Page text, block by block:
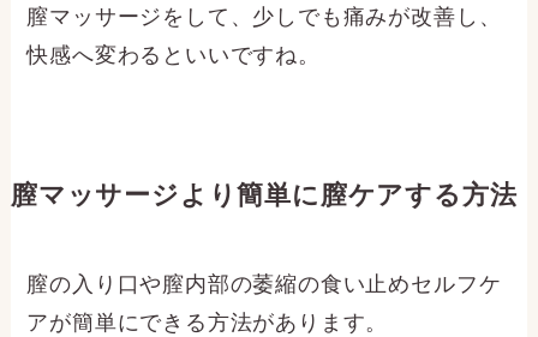
膣マッサージをして、少しでも痛みが改善し、
快感へ変わるといいですね。
膣マッサージより簡単に膣ケアする方法
膣の入り口や膣内部の萎縮の食い止めセルフケ
アが簡単にできる方法があります。